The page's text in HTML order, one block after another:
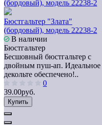
Бюстгальтер "Злата"
(бордовый), модель 22238-2
В наличии
Бюстгальтер
Бесшовный бюстгальтер с
двойным пуш-ап. Идеальное
декольте обеспечено!..
0
39.00руб.
Купить